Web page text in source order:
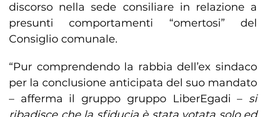
discorso nella sede consiliare in relazione a
presunti comportamenti “omertosi” del
Consiglio comunale.
“Pur comprendendo la rabbia dell’ex sindaco
per la conclusione anticipata del suo mandato
– afferma il gruppo gruppo LiberEgadi – si